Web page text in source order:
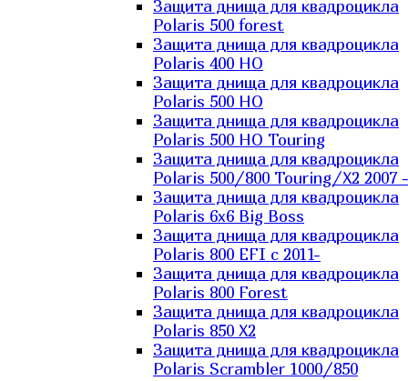
Защита днища для квадроцикла
Polaris 500 forest
Защита днища для квадроцикла
Polaris 400 HO
Защита днища для квадроцикла
Polaris 500 HO
Защита днища для квадроцикла
Polaris 500 HO Touring
Защита днища для квадроцикла
Polaris 500/800 Touring/X2 2007 -
Защита днища для квадроцикла
Polaris 6х6 Big Boss
Защита днища для квадроцикла
Polaris 800 EFI с 2011-
Защита днища для квадроцикла
Polaris 800 Forest
Защита днища для квадроцикла
Polaris 850 X2
Защита днища для квадроцикла
Polaris Scrambler 1000/850